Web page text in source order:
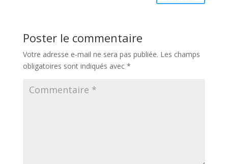
Poster le commentaire
Votre adresse e-mail ne sera pas publiée. Les champs
obligatoires sont indiqués avec *